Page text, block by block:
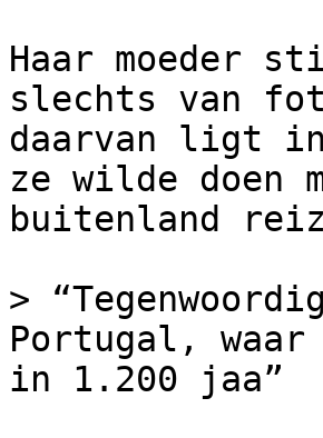
Haar moeder
slechts van
daarvan ligt
ze wilde doen
buitenland
>
Portugal,
in 1.200 jaa”